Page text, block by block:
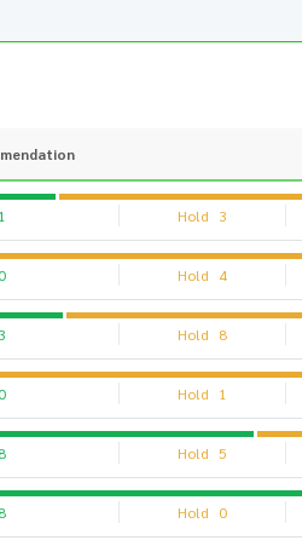
1 Hold 3
0 Hold 4
3 Hold 8
0 Hold 1
8 Hold 5
8 Hold 0